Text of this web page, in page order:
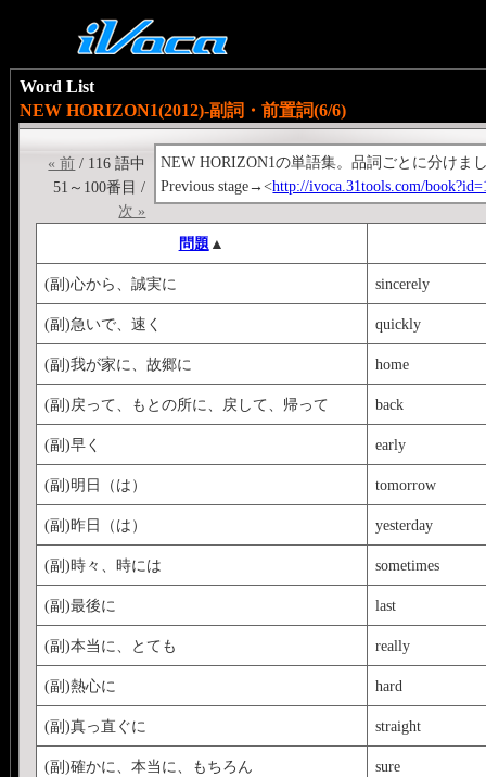
Word List
NEW HORIZON1(2012)-副詞・前置詞(6/6)
NEW HORIZON1の単語集。品詞ごとに分けま
Previous stage→<http://ivoca.31tools.com/
« 前 / 116 語中
51～100番目 /
次 »
問題 ▲
(副)心から、誠実に sincerely
(副)急いで、速く quickly
(副)我が家に、故郷に home
(副)戻って、もとの所に、戻して、帰って back
(副)早く early
(副)明日（は） tomorrow
(副)昨日（は） yesterday
(副)時々、時には sometimes
(副)最後に last
(副)本当に、とても really
(副)熱心に hard
(副)真っ直ぐに straight
(副)確かに、本当に、もちろん sure